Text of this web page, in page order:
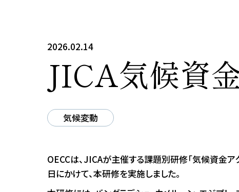
2026.02.14
JICA気候資
気候変動
OECCは、JICAが主催する課題別研修「気候資金
日にかけて、本研修を実施しました。